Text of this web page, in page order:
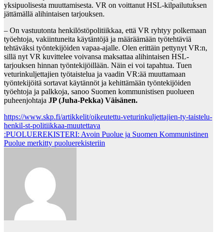
yksipuolisesta muuttamisesta. VR on voittanut HSL-kilpailutuksen
jättämällä alihintaisen tarjouksen.
– On vastuutonta henkilöstöpolitiikkaa, että VR ryhtyy polkemaan
työehtoja, vakiintuneita käytäntöjä ja määräämään työtehtäviä
tehtäväksi työntekijöiden vapaa-ajalle. Olen erittäin pettynyt VR:n,
sillä nyt VR kuvittelee voivansa maksattaa alihintaisen HSL-
tarjouksen hinnan työntekijöillään. Näin ei voi tapahtua. Tuen
veturinkuljettajien työtaistelua ja vaadin VR:ää muuttamaan
työntekijöitä sortavat käytännöt ja kehittämään työntekijöiden
työehtoja ja palkkoja, sanoo Suomen kommunistisen puolueen
puheenjohtaja JP (Juha-Pekka) Väisänen.
https://www.skp.fi/artikkelit/oikeutettu-veturinkuljettajien-ty-taistelu-
henkil-st-politiikkaa-muutettava
Post
navigation
:PUOLUEREKISTERI: Avoin Puolue ja Suomen Kommunistinen
Puolue merkitty puoluerekisteriin